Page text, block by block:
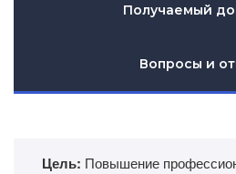
Получаемый
Вопросы и
Цель: Повышение